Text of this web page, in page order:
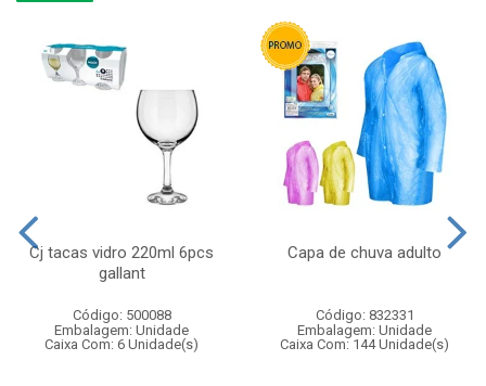
Cj tacas vidro 220ml 6pcs
gallant
Código: 500088
Embalagem: Unidade
Caixa Com: 6 Unidade(s)
Capa de chuva adulto
Código: 832331
Embalagem: Unidade
Caixa Com: 144 Unidade(s)